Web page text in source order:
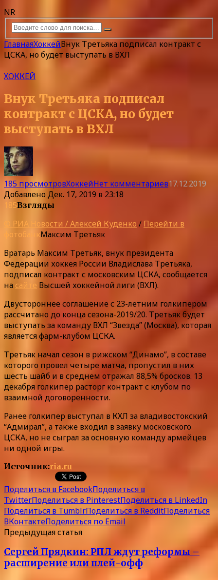
NR
ГлавнаяХоккейВнук Третьяка подписал контракт с
ЦСКА, но будет выступать в ВХЛ
ХОККЕЙ
Внук Третьяка подписал
контракт с ЦСКА, но будет
выступать в ВХЛ
185 просмотровХоккейНет комментариев17.12.2019
ДобавленоДек. 17, 2019 в 23:18
185Взгляды
© РИА Новости / Алексей Куденко / Перейти в
фотобанкМаксим Третьяк
Вратарь Максим Третьяк, внук президента
Федерации хоккея России Владислава Третьяка,
подписал контракт с московским ЦСКА, сообщается
на сайте Высшей хоккейной лиги (ВХЛ).
Двустороннее соглашение с 23-летним голкипером
рассчитано до конца сезона-2019/20. Третьяк будет
выступать за команду ВХЛ “Звезда” (Москва), которая
является фарм-клубом ЦСКА.
Третьяк начал сезон в рижском “Динамо”, в составе
которого провел четыре матча, пропустил в них
шесть шайб и в среднем отражал 88,5% бросков. 13
декабря голкипер расторг контракт с клубом по
взаимной договоренности.
Ранее голкипер выступал в КХЛ за владивостокский
“Адмирал”, а также входил в заявку московского
ЦСКА, но не сыграл за основную команду армейцев
ни одной игры.
Источник:ria.ru
Поделиться в FacebookПоделиться в
TwitterПоделиться в PinterestПоделиться в LinkedIn
Поделиться в TumblrПоделиться в RedditПоделиться
ВКонтактеПоделиться по Email
Предыдущая статья
Сергей Прядкин: РПЛ ждут реформы –
расширение или плей-офф